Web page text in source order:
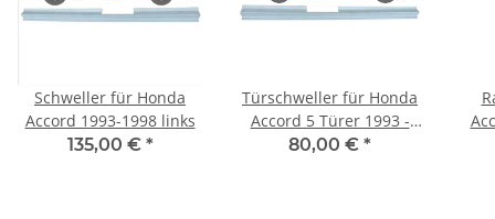
Schweller für Honda
Accord 1993-1998 links
135,00 € *
Türschweller für Honda
Accord 5 Türer 1993 -
1998 rechts
80,00 € *